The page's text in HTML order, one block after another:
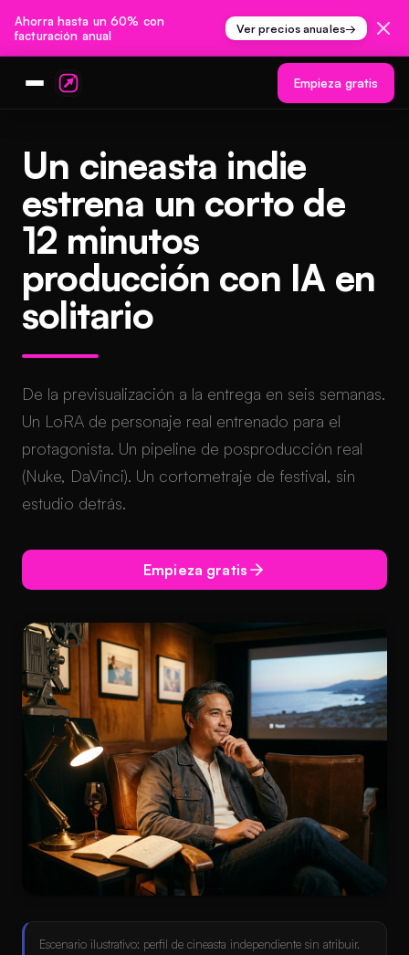
Ahorra hasta un 60% con
facturación anual
Ver precios anuales→
Empieza gratis
Un cineasta indie
estrena un corto de
12 minutos
producción con IA en
solitario
De la previsualización a la entrega en seis semanas.
Un LoRA de personaje real entrenado para el
protagonista. Un pipeline de posproducción real
(Nuke, DaVinci). Un cortometraje de festival, sin
estudio detrás.
Empieza gratis
Escenario ilustrativo: perfil de cineasta independiente sin atribuir.